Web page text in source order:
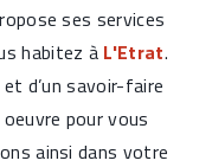
ses services
habitez à L'Etrat.
d’un savoir-faire
pour vous
ainsi dans votre